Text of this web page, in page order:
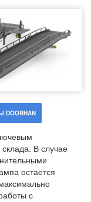
В случае
остается
с